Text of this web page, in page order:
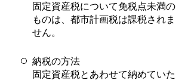
固定資産税について免税点未満の
ものは、都市計画税は課税されま
せん。
納税の方法
固定資産税とあわせて納めていた